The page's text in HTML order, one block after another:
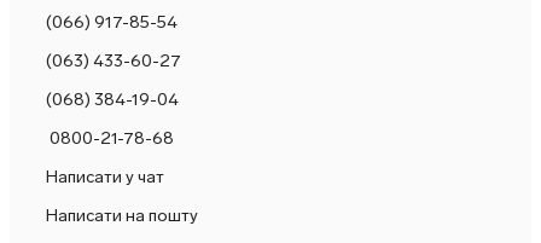
(066) 917-85-54
(063) 433-60-27
(068) 384-19-04
0800-21-78-68
Написати у чат
Написати на пошту